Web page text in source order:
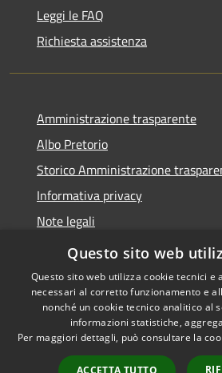
Leggi le FAQ
Richiesta assistenza
Amministrazione trasparente
Albo Pretorio
Storico Amministrazione
Informativa privacy
Note legali
Dichiarazione di accessibilità
Accessibilità
Questo sito web
Questo sito web utilizza cookie tecnici
necessari al corretto funzionamento e
nonché un cookie tecnico analitico al
informazioni statistiche,
Per maggiori dettagli, può consultare la
ACCETTA TUTTO